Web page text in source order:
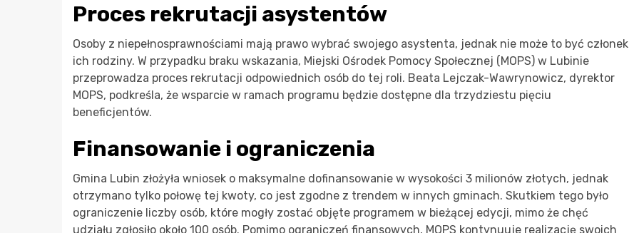
Proces rekrutacji asystentów
Osoby z niepełnosprawnościami mają prawo wybrać swojego asystenta, jednak nie może to być członek
ich rodziny. W przypadku braku wskazania, Miejski Ośrodek Pomocy Społecznej (MOPS) w Lubinie
przeprowadza proces rekrutacji odpowiednich osób do tej roli. Beata Lejczak-Wawrynowicz, dyrektor
MOPS, podkreśla, że wsparcie w ramach programu będzie dostępne dla trzydziestu pięciu
beneficjentów.
Finansowanie i ograniczenia
Gmina Lubin złożyła wniosek o maksymalne dofinansowanie w wysokości 3 milionów złotych, jednak
otrzymano tylko połowę tej kwoty, co jest zgodne z trendem w innych gminach. Skutkiem tego było
ograniczenie liczby osób, które mogły zostać objęte programem w bieżącej edycji, mimo że chęć
udziału zgłosiło około 100 osób. Pomimo ograniczeń finansowych, MOPS kontynuuje realizację swoich